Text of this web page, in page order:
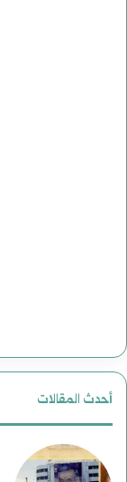
أحدث المقالات